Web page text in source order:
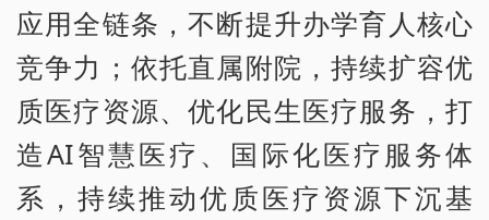
应用全链条，不断提升办学育人核心
竞争力；依托直属附院，持续扩容优
质医疗资源、优化民生医疗服务，打
造AI智慧医疗、国际化医疗服务体
系，持续推动优质医疗资源下沉基